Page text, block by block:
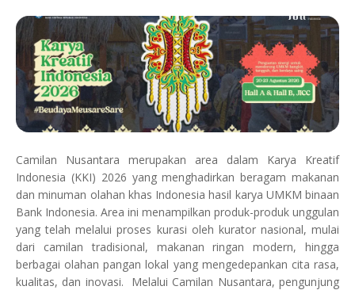
Camilan Nusantara merupakan area dalam Karya Kreatif
Indonesia (KKI) 2026 yang menghadirkan beragam makanan
dan minuman olahan khas Indonesia hasil karya UMKM binaan
Bank Indonesia. Area ini menampilkan produk-produk unggulan
yang telah melalui proses kurasi oleh kurator nasional, mulai
dari camilan tradisional, makanan ringan modern, hingga
berbagai olahan pangan lokal yang mengedepankan cita rasa,
kualitas, dan inovasi. Melalui Camilan Nusantara, pengunjung